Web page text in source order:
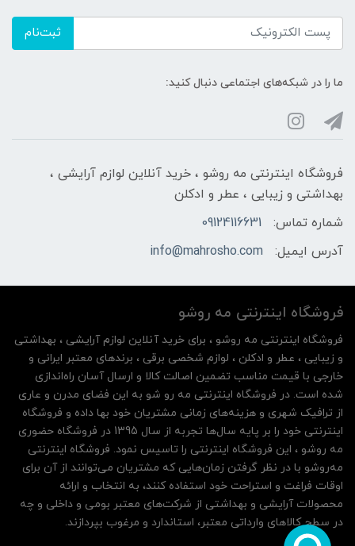
ثبت‌نام
ما را در شبکه‌های اجتماعی دنبال کنید:
فروشگاه اینترنتی مه‌ رو‌شو ، خرید آنلاین لوازم آرایشی ،
بهداشتی و زیبایی ، عطر و ادکلن
شماره تماس:
09124116631
آدرس ایمیل:
info@mahrosho.com
فروشگاه اینترنتی مه‌ رو‌شو
فروشگاه اینترنتی مه‌ رو‌شو ، برای خرید آنلاین لوازم آرایشی ، بهداشتی
و زیبایی ، عطر و ادکلن ، لوازم شخصی برقی ، برندهای معتبر ایرانی و
خارجی با قیمت مناسب تضمین اصالت کالا و ارسال آسان راه‌اندازی
شده است. در فروشگاه اینترنتی مه رو شو به این فضای مدرن و عاری
از ترافیک شهری و هزینه‌های زمانی مشتریان خود بها داده و فروشگاه
اینترنتی خود را بر پایه سال‌ها تجربه از سال 1395 در فروشگاه حضوری
مه روشو ، این فروشگاه اینترنتی را تاسیس نمود. فروشگاه اینترنتی
مه‌رو‌شو با در نظر گرفتن زمان‌هایی که مشتریان می‌توانند از آن‌ برای
اوقات فراغت و استراحت خود استفاده کنند، به انتخاب و ارائه
محصولات آرایشی و بهداشتی از شرکت‌های معتبر بومی و داخلی و چه
در سطح کالاهای وارداتی معتبر، استاندارد و مرغوب بپردازند.